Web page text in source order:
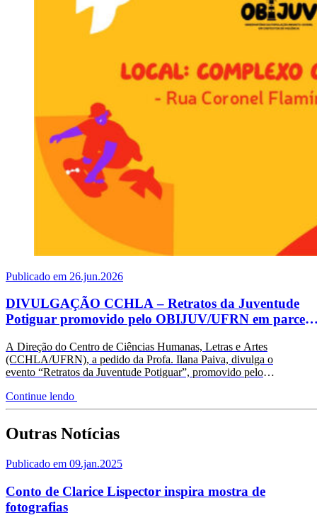
Publicado em 26.jun.2026
DIVULGAÇÃO CCHLA – Retratos da Juventude
Potiguar promovido pelo OBIJUV/UFRN em
A Direção do Centro de Ciências Humanas, Letras e Artes
(CCHLA/UFRN), a pedido da Profa. Ilana Paiva, divulga o
evento “Retratos da Juventude Potiguar”, promovido pelo
Continue lendo
Outras Notícias
Publicado em 09.jan.2025
Conto de Clarice Lispector inspira mostra de
fotografias